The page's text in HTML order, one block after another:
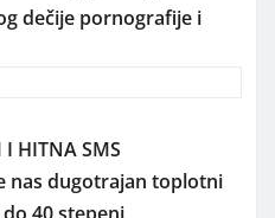
dečije pornografije i
I HITNA SMS
nas dugotrajan toplotni